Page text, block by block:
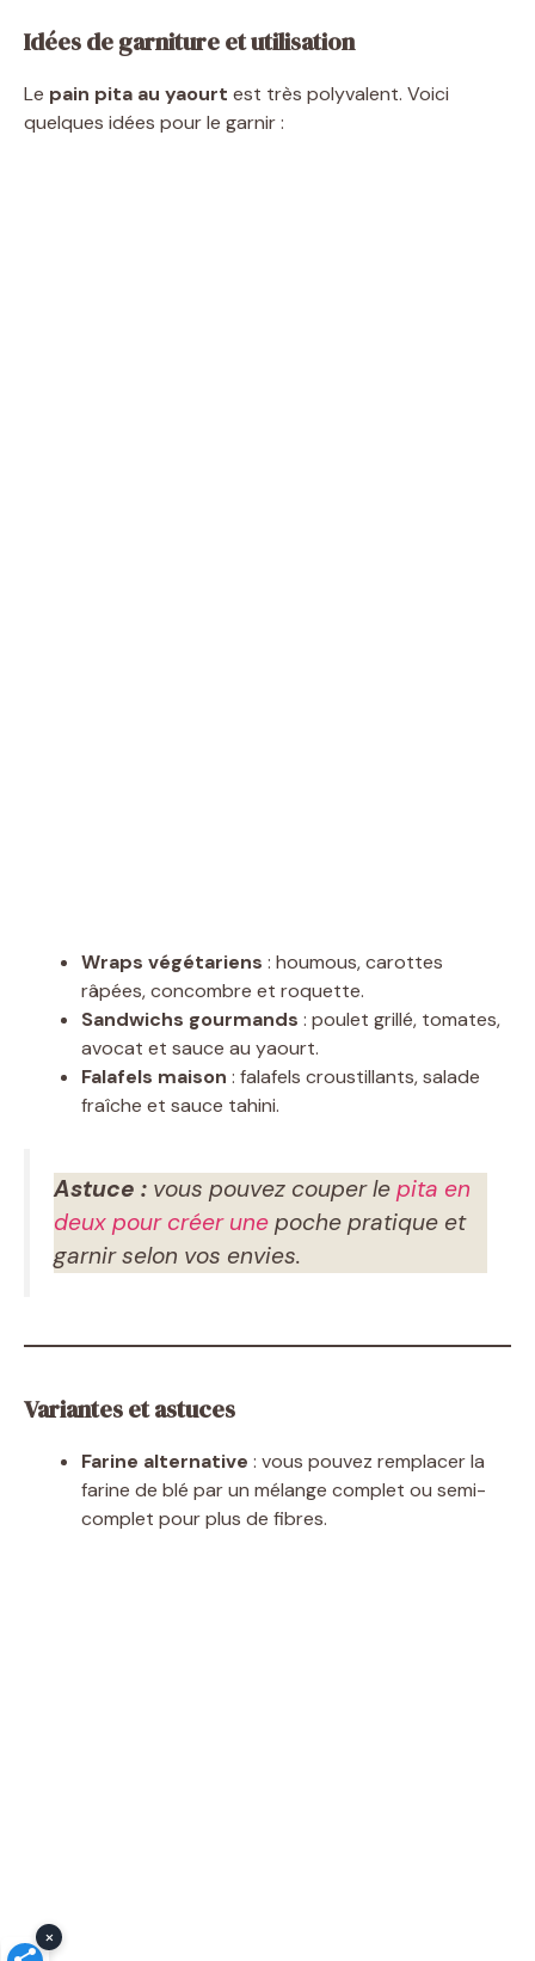
Idées de garniture et utilisation
Le pain pita au yaourt est très polyvalent. Voici
quelques idées pour le garnir :
Wraps végétariens : houmous, carottes
râpées, concombre et roquette.
Sandwichs gourmands : poulet grillé, tomates,
avocat et sauce au yaourt.
Falafels maison : falafels croustillants, salade
fraîche et sauce tahini.
Astuce : vous pouvez couper le pita en
deux pour créer une poche pratique et
garnir selon vos envies.
Variantes et astuces
Farine alternative : vous pouvez remplacer la
farine de blé par un mélange complet ou semi-
complet pour plus de fibres.
×